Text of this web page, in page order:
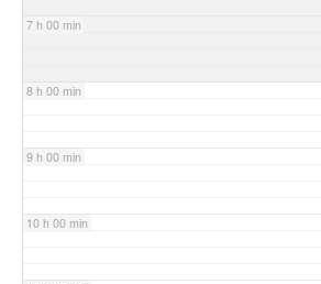
7 h 00 min
8 h 00 min
9 h 00 min
10 h 00 min